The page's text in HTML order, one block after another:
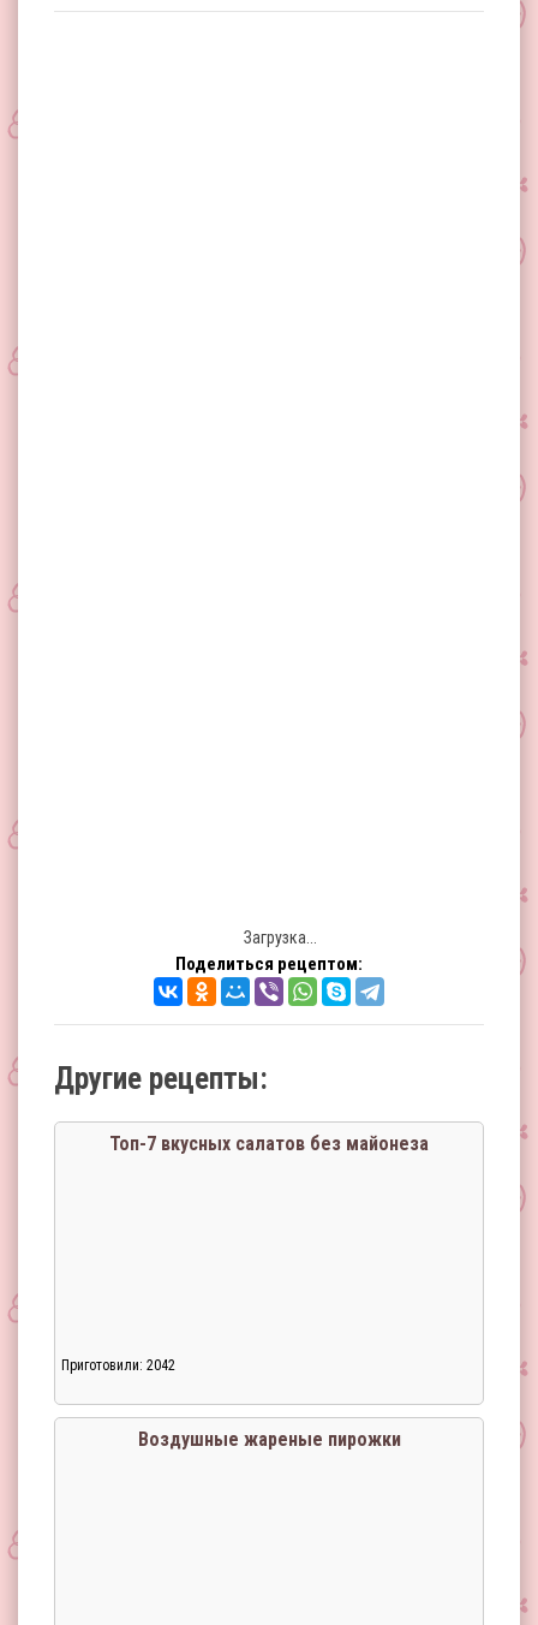
Загрузка...
Поделиться рецептом:
Другие рецепты:
Топ-7 вкусных салатов без майонеза
Приготовили: 2042
Воздушные жареные пирожки